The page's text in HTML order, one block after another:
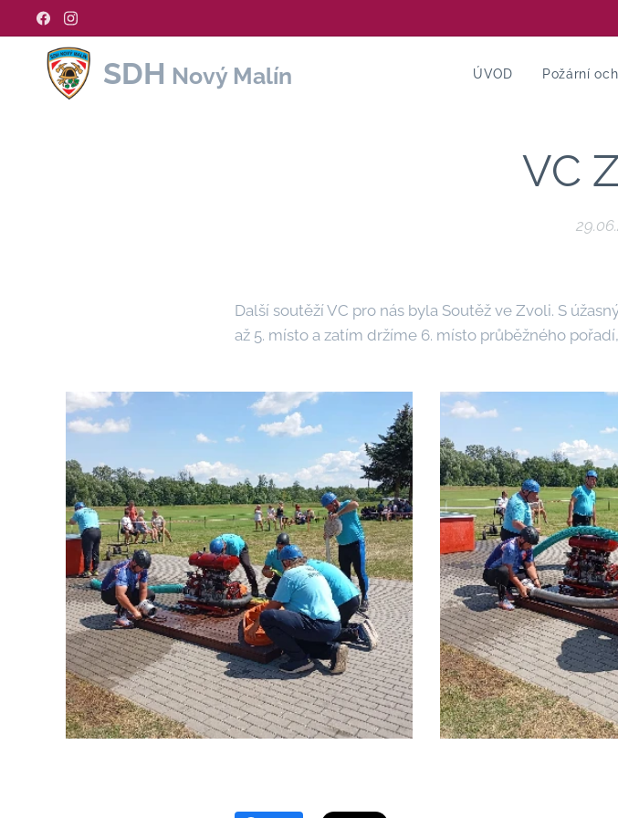
SDH Nový Malín ÚVOD Požární
VC
Další soutěží VC pro nás byla Soutěž ve Zvoli. S
až 5. místo a zatím držíme 6. místo průběžného